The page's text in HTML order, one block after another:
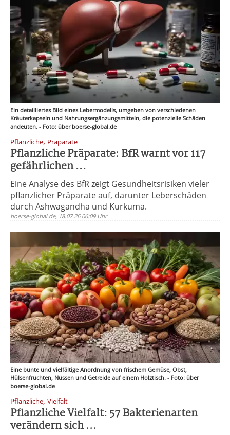
Ein detailliertes Bild eines Lebermodells, umgeben von verschiedenen
Kräuterkapseln und Nahrungsergänzungsmitteln, die potenzielle Schäden
andeuten. - Foto: über boerse-global.de
Pflanzliche, Präparate
Pflanzliche Präparate: BfR warnt vor 117
gefährlichen ...
Eine Analyse des BfR zeigt Gesundheitsrisiken vieler
pflanzlicher Präparate auf, darunter Leberschäden
durch Ashwagandha und Kurkuma.
boerse-global.de, 18.07.26 06:09 Uhr
Eine bunte und vielfältige Anordnung von frischem Gemüse, Obst,
Hülsenfrüchten, Nüssen und Getreide auf einem Holztisch. - Foto: über
boerse-global.de
Pflanzliche, Vielfalt
Pflanzliche Vielfalt: 57 Bakterienarten
verändern sich ...